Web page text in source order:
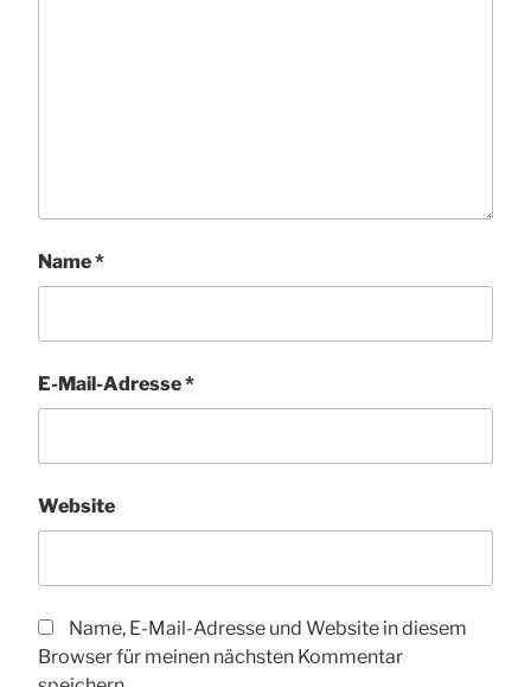
Name*
E-Mail-Adresse*
Website
Name, E-Mail-Adresse und Website in diesem
Browser für meinen nächsten Kommentar